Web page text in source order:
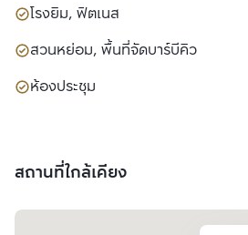
โรงยิม, ฟิตเนส
สวนหย่อม, พื้นที่จัดบาร์บีคิว
ห้องประชุม
สถานที่ใกล้เคียง